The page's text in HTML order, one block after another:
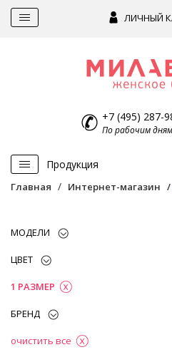
ЛИЧНЫЙ
+7 (495) 287-
По рабочим
Продукция
Главная Интернет-магазин
МОДЕЛИ
ЦВЕТ
1 РАЗМЕР
БРЕНД
очистить все